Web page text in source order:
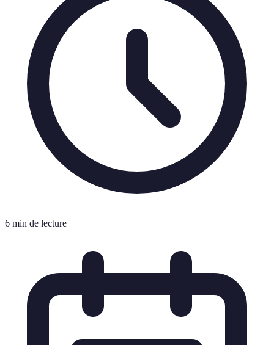
6 min de lecture